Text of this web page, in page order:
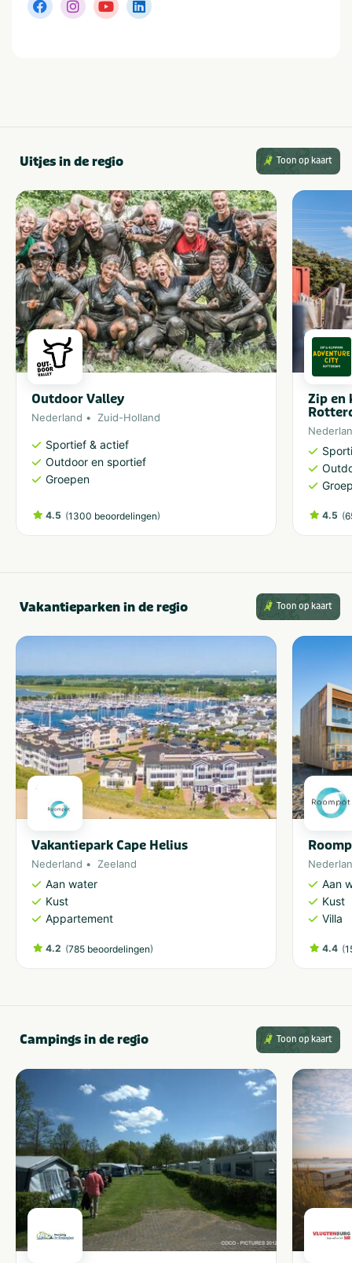
Uitjes in de regio Toon op kaart
Outdoor Valley
Nederland Zuid-Holland
Sportief & actief
Outdoor en sportief
Groepen
4.5 (1300 beoordelingen)
Zip en
4.5 (
Vakantieparken in de regio Toon op kaart
Vakantiepark Cape Helius
Nederland Zeeland
Aan water
Kust
Appartement
4.2 (785 beoordelingen)
Aan
Kust
Villa
4.4 (
Campings in de regio Toon op kaart